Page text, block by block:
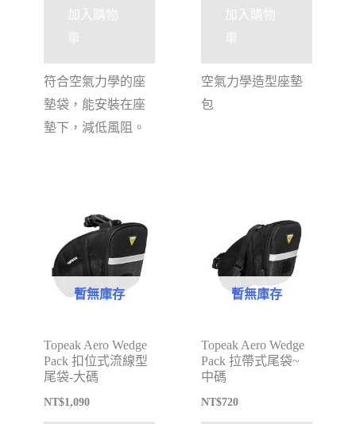
加入購物
車
符合空氣力學的座
墊袋，能安裝在座
墊下，減低風阻。
加入購物
車
空氣力學造型座墊
包
暫無庫存
Topeak Aero Wedge
Pack 扣位式流線型
尾袋-大碼
NT$1,090
暫無庫存
Topeak Aero Wedge
Pack 拉帶式尾袋~
中碼
NT$720